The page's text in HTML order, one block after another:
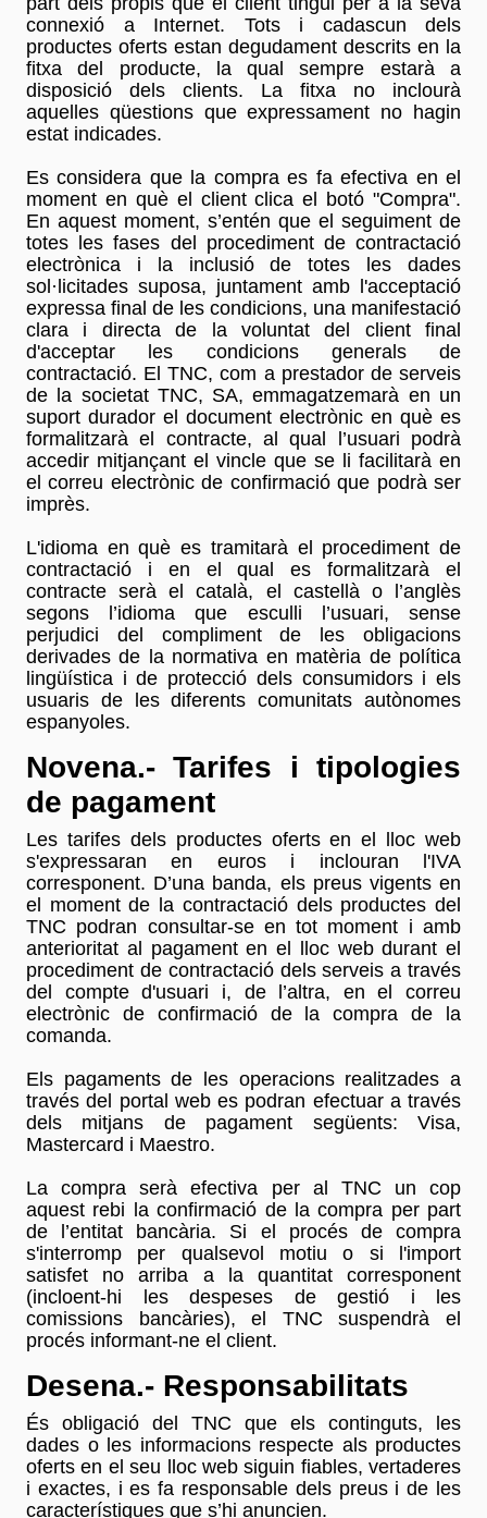
connexió a Internet. Tots i cadascun dels
productes oferts estan degudament descrits en la
fitxa del producte, la qual sempre estarà a
disposició dels clients. La fitxa no inclourà
aquelles qüestions que expressament no hagin
estat indicades.
Es considera que la compra es fa efectiva en el
moment en què el client clica el botó "Compra".
En aquest moment, s’entén que el seguiment de
totes les fases del procediment de contractació
electrònica i la inclusió de totes les dades
sol·licitades suposa, juntament amb l'acceptació
expressa final de les condicions, una manifestació
clara i directa de la voluntat del client final
d'acceptar les condicions generals de
contractació. El TNC, com a prestador de serveis
de la societat TNC, SA, emmagatzemarà en un
suport durador el document electrònic en què es
formalitzarà el contracte, al qual l’usuari podrà
accedir mitjançant el vincle que se li facilitarà en
el correu electrònic de confirmació que podrà ser
imprès.
L'idioma en què es tramitarà el procediment de
contractació i en el qual es formalitzarà el
contracte serà el català, el castellà o l’anglès
segons l’idioma que esculli l’usuari, sense
perjudici del compliment de les obligacions
derivades de la normativa en matèria de política
lingüística i de protecció dels consumidors i els
usuaris de les diferents comunitats autònomes
espanyoles.
Novena.- Tarifes i tipologies
de pagament
Les tarifes dels productes oferts en el lloc web
s'expressaran en euros i inclouran l'IVA
corresponent. D’una banda, els preus vigents en
el moment de la contractació dels productes del
TNC podran consultar-se en tot moment i amb
anterioritat al pagament en el lloc web durant el
procediment de contractació dels serveis a través
del compte d'usuari i, de l’altra, en el correu
electrònic de confirmació de la compra de la
comanda.
Els pagaments de les operacions realitzades a
través del portal web es podran efectuar a través
dels mitjans de pagament següents: Visa,
Mastercard i Maestro.
La compra serà efectiva per al TNC un cop
aquest rebi la confirmació de la compra per part
de l’entitat bancària. Si el procés de compra
s'interromp per qualsevol motiu o si l'import
satisfet no arriba a la quantitat corresponent
(incloent-hi les despeses de gestió i les
comissions bancàries), el TNC suspendrà el
procés informant-ne el client.
Desena.- Responsabilitats
És obligació del TNC que els continguts, les
dades o les informacions respecte als productes
oferts en el seu lloc web siguin fiables, vertaderes
i exactes, i es fa responsable dels preus i de les
característiques que s’hi anuncien.